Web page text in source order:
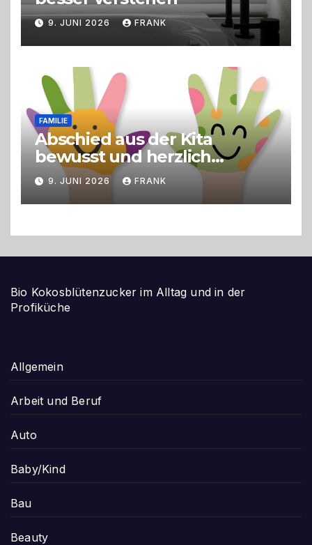
9. JUNI 2026 FRANK
FAMILIE
Abschied aus der Kita
bewusst und herzlich
gestalten
9. JUNI 2026 FRANK
Bio Kokosblütenzucker im Alltag und in der
Profiküche
Allgemein
Arbeit und Beruf
Auto
Baby/Kind
Bau
Beauty